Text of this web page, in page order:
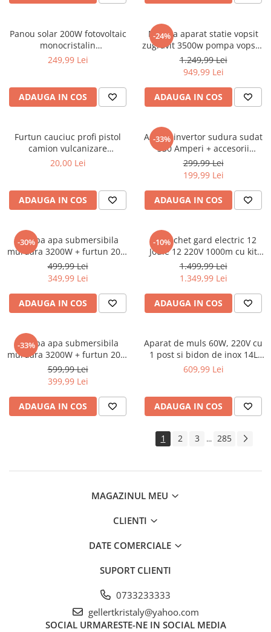
Ambreiaj
vulcanizare
Aparat sablat curatat
Chei
Chei combinate/inelare/cu clichet
Chei tubulare
Filtre ulei
Prelungitor chei
Clesti auto
Compresoare auto
Dulap scule echipat si neechipat
Elevator
Extractoare / Prese
Extras arcuri suspensie
Extras demontat curele
Extras demontat tapiterie pini
conectori
Extras injector supape
Reparat caroserie
Pistol pneumatic
Panou solar 200W fotovoltaic
monocristalin
1350x765x30mm (BK87494-2)
249,99 Lei
ADAUGA IN COS
-24%
Masina aparat statie vopsit
zugravit 3500w pompa vopsea
var lac lavabil 225bar 15Lmin
(KD2123)
1.249,99 Lei
949,99 Lei
ADAUGA IN COS
Furtun cauciuc profi pistol
camion vulcanizare
pneumatic compresor aer
20,00 Lei
ADAUGA IN COS
-33%
Aparat invertor sudura sudat
330 Amperi + accesorii
(KD1781)
299,99 Lei
199,99 Lei
ADAUGA IN COS
-30%
Pompa apa submersibila
murdara 3200W + furtun 20m
pompieri (CP-5511)
499,99 Lei
349,99 Lei
ADAUGA IN COS
-10%
Kit pachet gard electric 12
Joule 12 220V 1000m cu kit
fotovoltaic panou solar 30W
baterie 12V 12Ah cutie din
inox (BK87633-1000(-30W-
12Ah))
1.499,99 Lei
1.349,99 Lei
ADAUGA IN COS
-33%
Pompa apa submersibila
murdara 3200W + furtun 20m
pompieri (STPW3200+20M)
599,99 Lei
399,99 Lei
ADAUGA IN COS
Aparat de muls 60W, 220V cu
1 post si bidon de inox 14L
pentru capre si oi (DISGM17)
609,99 Lei
ADAUGA IN COS
1 2 3 ... 285
MAGAZINUL MEU
CLIENTI
DATE COMERCIALE
SUPORT CLIENTI
0733233333
gellertkristaly@yahoo.com
SOCIAL URMARESTE-NE IN SOCIAL MEDIA